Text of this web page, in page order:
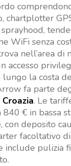
chartplotter
WiFi senza
nell’area di
accesso
lungo la costa
fa parte
. Le
€ in bassa
con deposito
facoltativo
include pulizia